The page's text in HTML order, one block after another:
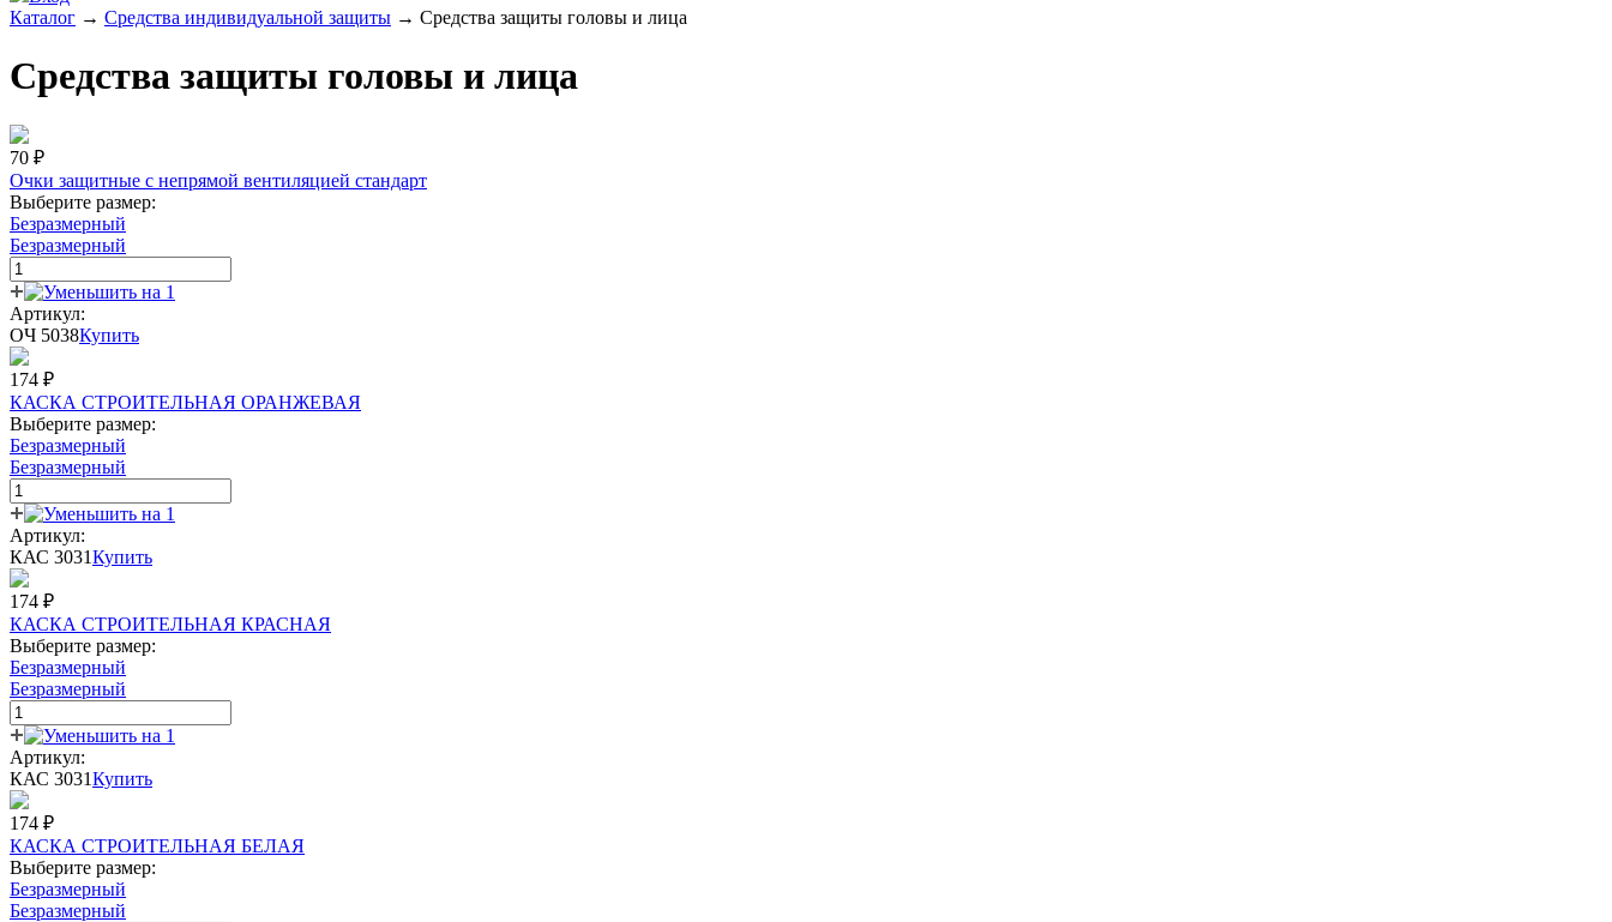
Каталог → Средства индивидуальной защиты → Средства защиты головы и лица
Средства защиты головы и лица
70 ₽
Очки защитные с непрямой вентиляцией стандарт
Выберите размер:
Безразмерный
Безразмерный
Артикул:
ОЧ 5038Купить
174 ₽
КАСКА СТРОИТЕЛЬНАЯ ОРАНЖЕВАЯ
Выберите размер:
Безразмерный
Безразмерный
Артикул:
КАС 3031Купить
174 ₽
КАСКА СТРОИТЕЛЬНАЯ КРАСНАЯ
Выберите размер:
Безразмерный
Безразмерный
Артикул:
КАС 3031Купить
174 ₽
КАСКА СТРОИТЕЛЬНАЯ БЕЛАЯ
Выберите размер:
Безразмерный
Безразмерный